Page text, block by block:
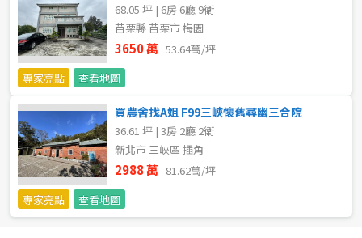
預設排序
68.05 坪 | 6房 6廳 9衛
苗栗縣 苗栗市 梅園
3650 萬 53.64萬/坪
專家亮點
查看地圖
買農舍找A姐 F99三峽懷舊尋幽三合院
36.61 坪 | 3房 2廳 2衛
新北市 三峽區 插角
2988 萬 81.62萬/坪
專家亮點
查看地圖